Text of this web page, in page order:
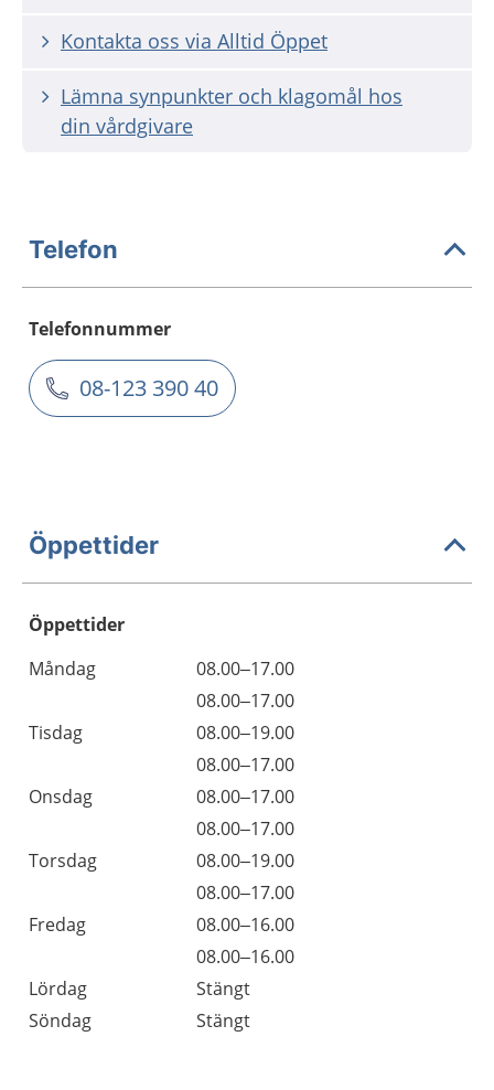
Kontakta oss via Alltid Öppet
Lämna synpunkter och klagomål hos
din vårdgivare
Telefon
Telefonnummer
08-123 390 40
Öppettider
Öppettider
Dag
Öppettider
Kommentarer
Måndag
08.00–17.00
08.00–17.00
Tisdag
08.00–19.00
08.00–17.00
Onsdag
08.00–17.00
08.00–17.00
Torsdag
08.00–19.00
08.00–17.00
Fredag
08.00–16.00
08.00–16.00
Lördag
Stängt
Söndag
Stängt